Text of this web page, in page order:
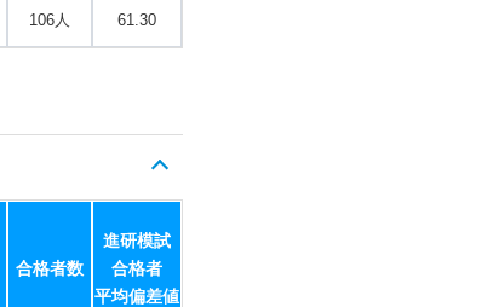
106人 61.30
合格者数
進研模試
合格者
平均偏差値